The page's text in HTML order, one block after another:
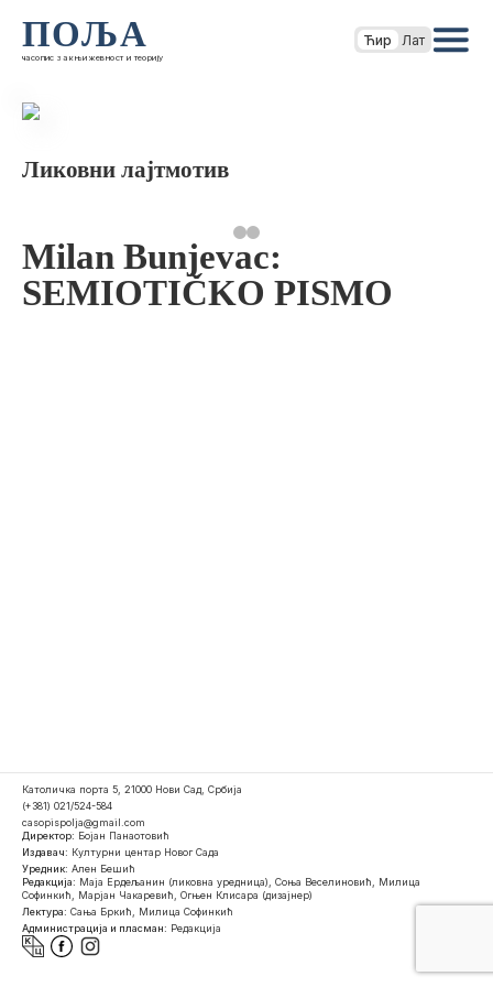
ПОЉА
часопис за књижевност и теорију
Ћир Лат
Ликовни лајтмотив
Milan Bunjevac:
SEMIOTIČKO PISMO
Католичка порта 5, 21000 Нови Сад, Србија
(+381) 021/524-584
casopispolja@gmail.com
Директор: Бојан Панаотовић
Издавач: Културни центар Новог Сада
Уредник: Ален Бешић
Редакција: Маја Ердељанин (ликовна уредница), Соња Веселиновић, Милица
Софинкић, Марјан Чакаревић, Огњен Клисара (дизајнер)
Лектура: Сања Бркић, Милица Софинкић
Администрација и пласман: Редакција